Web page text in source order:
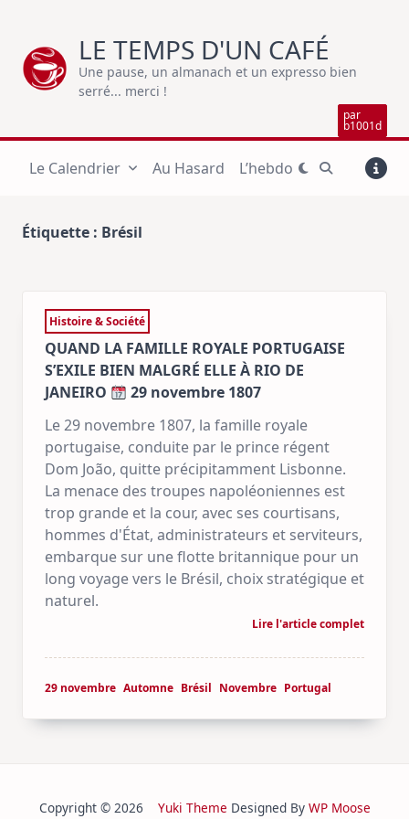
content
LE TEMPS D'UN CAFÉ
Une pause, un almanach et un expresso bien
serré... merci !
par
b1001d
Le Calendrier Au Hasard L’hebdo
Étiquette : Brésil
Histoire & Société
QUAND LA FAMILLE ROYALE PORTUGAISE
S’EXILE BIEN MALGRÉ ELLE À RIO DE
JANEIRO
29 novembre 1807
Le 29 novembre 1807, la famille royale
portugaise, conduite par le prince régent
Dom João, quitte précipitamment Lisbonne.
La menace des troupes napoléoniennes est
trop grande et la cour, avec ses courtisans,
hommes d'État, administrateurs et serviteurs,
embarque sur une flotte britannique pour un
long voyage vers le Brésil, choix stratégique et
naturel.
Lire l'article complet
29 novembre Automne Brésil Novembre Portugal
Copyright © 2026 Yuki Theme Designed By WP Moose